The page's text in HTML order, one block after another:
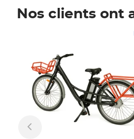
Nos clients ont